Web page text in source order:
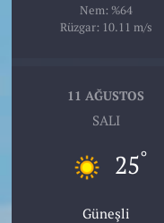
Nem: %64
Rüzgar: 10.11 m/s
11 AĞUSTOS
SALI
25°
Güneşli